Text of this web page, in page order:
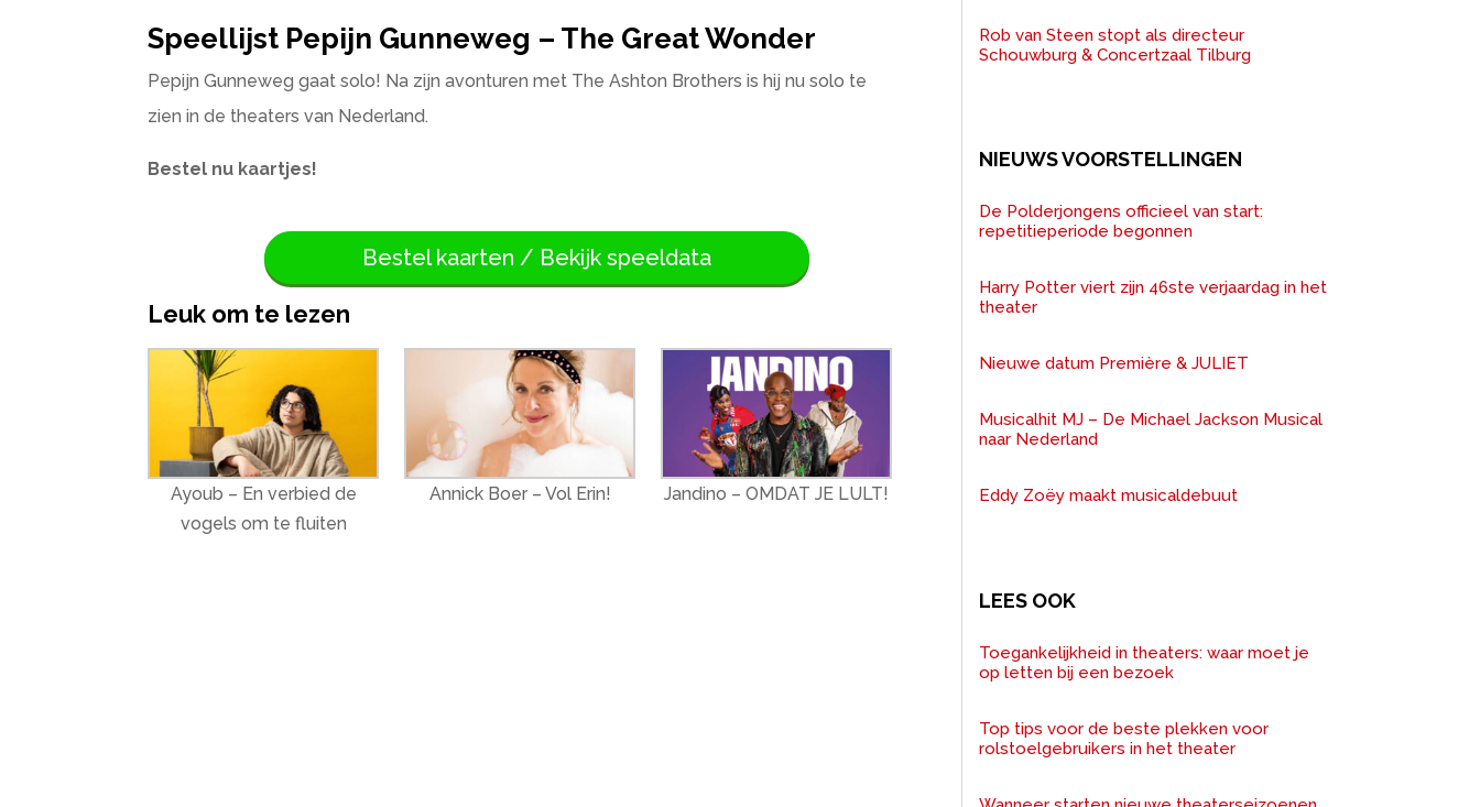
Speellijst Pepijn Gunneweg – The Great Wonder
Pepijn Gunneweg gaat solo! Na zijn avonturen met The Ashton Brothers is hij nu solo te
zien in de theaters van Nederland.
Bestel nu kaartjes!
Bestel kaarten / Bekijk speeldata
Leuk om te lezen
Ayoub – En verbied de
vogels om te fluiten
Annick Boer – Vol Erin! Jandino – OMDAT JE LULT!
Rob van Steen stopt als directeur
Schouwburg & Concertzaal Tilburg
NIEUWS VOORSTELLINGEN
De Polderjongens officieel van start:
repetitieperiode begonnen
Harry Potter viert zijn 46ste verjaardag in het
theater
Nieuwe datum Première & JULIET
Musicalhit MJ – De Michael Jackson Musical
naar Nederland
Eddy Zoëy maakt musicaldebuut
LEES OOK
Toegankelijkheid in theaters: waar moet je
op letten bij een bezoek
Top tips voor de beste plekken voor
rolstoelgebruikers in het theater